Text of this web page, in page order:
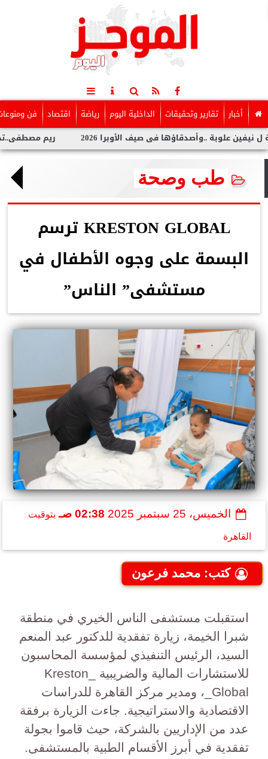
أخبار تقارير وتحقيقات الداخلية اليوم رياضة اقتصاد فن
ريم مصطفى..تخطف الأنظار ..وأصدقاؤها فى صيف الأوبرا 2026
طب وصحة
KRESTON GLOBAL ترسم
البسمة على وجوه الأطفال في
مستشفى” الناس”
الخميس، 25 سبتمبر 2025 02:38 صـ بتوقيت
القاهرة
كتب: محمد فرعون
استقبلت مستشفى الناس الخيري في منطقة
شبرا الخيمة، زيارة تفقدية للدكتور عبد المنعم
السيد، الرئيس التنفيذي لمؤسسة المحاسبون
للاستشارات المالية والضريبية _Kreston
Global_، ومدير مركز القاهرة للدراسات
الاقتصادية والاستراتيجية. جاءت الزيارة برفقة
عدد من الإداريين بالشركة، حيث قاموا بجولة
تفقدية في أبرز الأقسام الطبية بالمستشفى.